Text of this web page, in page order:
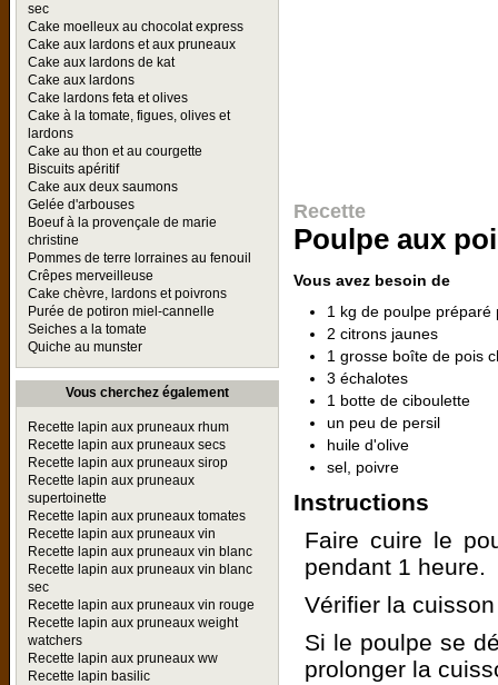
sec
Cake moelleux au chocolat express
Cake aux lardons et aux pruneaux
Cake aux lardons de kat
Cake aux lardons
Cake lardons feta et olives
Cake à la tomate, figues, olives et
lardons
Cake au thon et au courgette
Biscuits apéritif
Cake aux deux saumons
Gelée d'arbouses
Boeuf à la provençale de marie
christine
Pommes de terre lorraines au fenouil
Crêpes merveilleuse
Cake chèvre, lardons et poivrons
Purée de potiron miel-cannelle
Seiches a la tomate
Quiche au munster
Vous cherchez également
Recette lapin aux pruneaux rhum
Recette lapin aux pruneaux secs
Recette lapin aux pruneaux sirop
Recette lapin aux pruneaux
supertoinette
Recette lapin aux pruneaux tomates
Recette lapin aux pruneaux vin
Recette lapin aux pruneaux vin blanc
Recette lapin aux pruneaux vin blanc
sec
Recette lapin aux pruneaux vin rouge
Recette lapin aux pruneaux weight
watchers
Recette lapin aux pruneaux ww
Recette lapin basilic
Recette
Poulpe aux
Vous avez besoin de
1 kg de poulpe préparé
2 citrons jaunes
1 grosse boîte de pois
3 échalotes
1 botte de ciboulette
un peu de persil
huile d'olive
sel, poivre
Instructions
Faire cuire le
pendant 1 heure.
Vérifier la
Si le poulpe se
prolonger la